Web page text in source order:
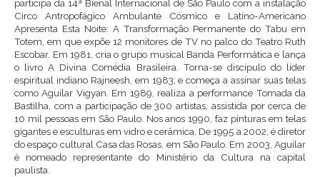
participa da 14ª Bienal Internacional de São Paulo com a instalação
Circo Antropofágico Ambulante Cósmico e Latino-Americano
Apresenta Esta Noite: A Transformação Permanente do Tabu em
Totem, em que expõe 12 monitores de TV no palco do Teatro Ruth
Escobar. Em 1981, cria o grupo musical Banda Performática e lança
o livro A Divina Comédia Brasileira. Torna-se discípulo do líder
espiritual indiano Rajneesh, em 1983, e começa a assinar suas telas
como Aguilar Vigyan. Em 1989, realiza a performance Tomada da
Bastilha, com a participação de 300 artistas, assistida por cerca de
10 mil pessoas em São Paulo. Nos anos 1990, faz pinturas em telas
gigantes e esculturas em vidro e cerâmica. De 1995 a 2002, é diretor
do espaço cultural Casa das Rosas, em São Paulo. Em 2003, Aguilar
é nomeado representante do Ministério da Cultura na capital
paulista.